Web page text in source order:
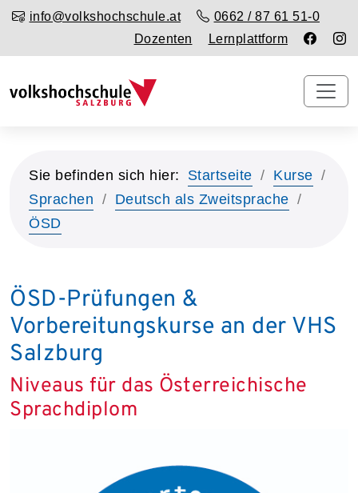
info@volkshochschule.at
0662 / 87 61 51-0
Dozenten
Lernplattform
Sie befinden sich hier: Startseite
Kurse
Sprachen
Deutsch als Zweitsprache
ÖSD
ÖSD-Prüfungen &
Vorbereitungskurse an der VHS
Salzburg
Niveaus für das Österreichische
Sprachdiplom